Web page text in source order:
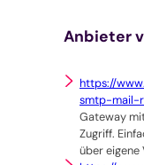
Anbieter
https://
smtp-mail-
Gateway
Zugriff.
über eigene